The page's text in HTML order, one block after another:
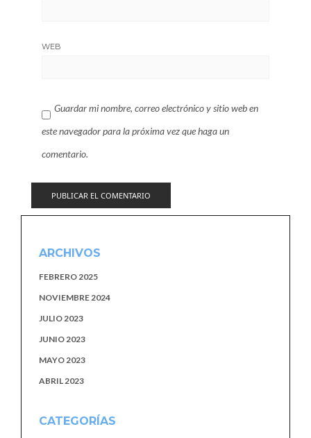
WEB
Guardar mi nombre, correo electrónico y sitio web en
este navegador para la próxima vez que haga un
comentario.
ARCHIVOS
FEBRERO 2025
NOVIEMBRE 2024
JULIO 2023
JUNIO 2023
MAYO 2023
ABRIL 2023
CATEGORÍAS